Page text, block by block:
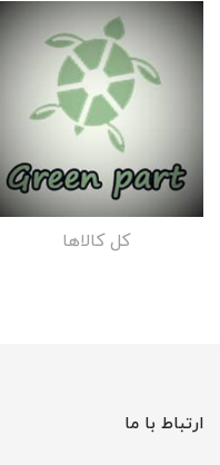
کل کالاها
ارتباط با ما